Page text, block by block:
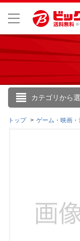
カテゴリから
トップ ゲーム・映画・